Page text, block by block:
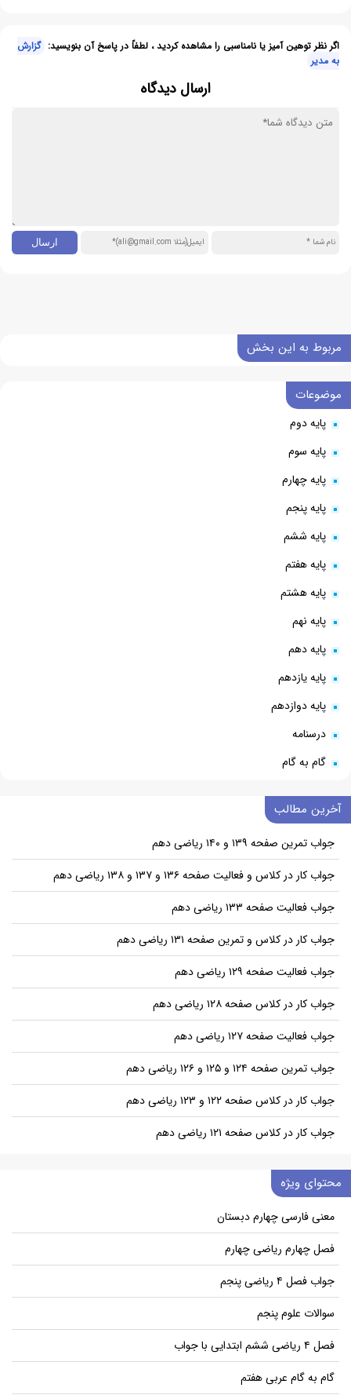
اگر نظر توهین آمیز یا نامناسبی را مشاهده کردید ، لطفاً در پاسخ آن بنویسید: گزارش
به مدیر
ارسال دیدگاه
مربوط به این بخش
موضوعات
پایه دوم
پایه سوم
پایه چهارم
پایه پنجم
پایه ششم
پایه هفتم
پایه هشتم
پایه نهم
پایه دهم
پایه یازدهم
پایه دوازدهم
درسنامه
گام به گام
آخرین مطالب
جواب تمرین صفحه ۱۳۹ و ۱۴۰ ریاضی دهم
جواب کار در کلاس و فعالیت صفحه ۱۳۶ و ۱۳۷ و ۱۳۸ ریاضی دهم
جواب فعالیت صفحه ۱۳۳ ریاضی دهم
جواب کار در کلاس و تمرین صفحه ۱۳۱ ریاضی دهم
جواب فعالیت صفحه ۱۲۹ ریاضی دهم
جواب کار در کلاس صفحه ۱۲۸ ریاضی دهم
جواب فعالیت صفحه ۱۲۷ ریاضی دهم
جواب تمرین صفحه ۱۲۴ و ۱۲۵ و ۱۲۶ ریاضی دهم
جواب کار در کلاس صفحه ۱۲۲ و ۱۲۳ ریاضی دهم
جواب کار در کلاس صفحه ۱۲۱ ریاضی دهم
محتوای ویژه
معنی فارسی چهارم دبستان
فصل چهارم ریاضی چهارم
جواب فصل ۴ ریاضی پنجم
سوالات علوم پنجم
فصل ۴ ریاضی ششم ابتدایی با جواب
گام به گام عربی هفتم